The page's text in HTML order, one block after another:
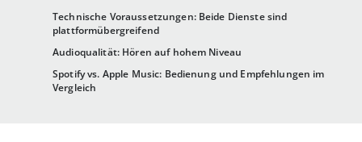
Technische Voraussetzungen: Beide Dienste sind
plattformübergreifend
Audioqualität: Hören auf hohem Niveau
Spotify vs. Apple Music: Bedienung und Empfehlungen im
Vergleich